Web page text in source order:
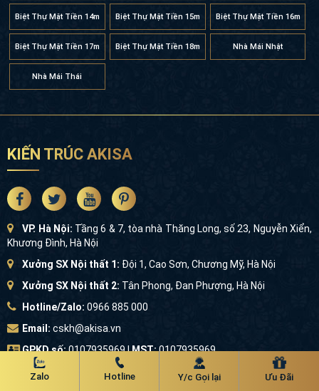
Biệt Thự Mặt Tiền 17m Biệt Thự Mặt Tiền 18m Nhà Mái Nhật
Nhà Mái Thái
VP. Hà Nội: Tầng 6 & 7, tòa nhà Thăng Long, số 23, Nguyễn
Xiển, Khương Đình, Hà Nội
Xưởng SX Nội thất 1: Đội 1, Cao Sơn, Chương Mỹ, Hà Nội
Xưởng SX Nội thất 2: Tân Phong, Đan Phượng, Hà Nội
Hotline/Zalo:
0966 885 000
Email:
cskh@akisa.vn
GPKD số:0107935969 |
ĐĂNG KÝ TƯ VẤN MIỄN PHÍ
Zalo Hotline Y/c Gọi lại Ưu Đãi